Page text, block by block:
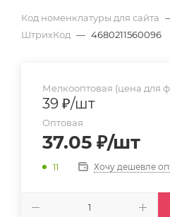
Код номенклатуры для сайта
ШтрихКод — 4680211560096
Мелкооптовая (цена для
39 ₽/шт
Оптовая
37.05 ₽/шт
11 Хочу дешевле